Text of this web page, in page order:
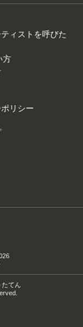
ィストを呼びた
方
リシー
たてん